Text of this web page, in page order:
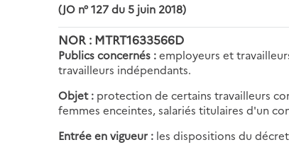
(JO n° 127 du 5 juin 2018)
NOR : MTRT1633566D
Publics concernés :employeurs et
travailleurs indépendants.
Objet : protection de certains travailleurs
femmes enceintes, salariés titulaires d'un
Entrée en vigueur : les dispositions du